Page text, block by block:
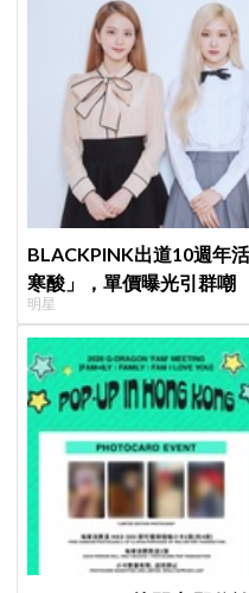
BLACKPINK出道10週年
寒酸」，單價曝光引群嘲
明星